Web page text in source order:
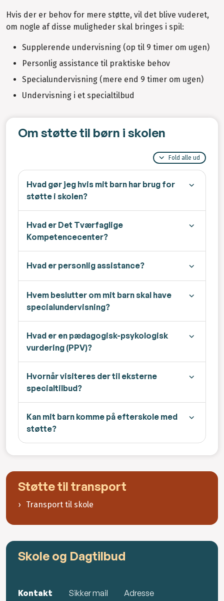
Hvis der er behov for mere støtte, vil det blive vuderet,
om nogle af disse muligheder skal bringes i spil:
Supplerende undervisning (op til 9 timer om ugen)
Personlig assistance til praktiske behov
Specialundervisning (mere end 9 timer om ugen)
Undervisning i et specialtilbud
Om støtte til børn i skolen
Fold alle ud
Hvad gør jeg hvis mit barn har brug for
støtte i skolen?
Hvad er Det Tværfaglige
Kompetencecenter?
Hvad er personlig assistance?
Hvem beslutter om mit barn skal have
specialundervisning?
Hvad er en pædagogisk-psykologisk
vurdering (PPV)?
Hvornår visiteres der til eksterne
specialtilbud?
Kan mit barn komme på efterskole med
støtte?
Støtte til transport
Transport til skole
Skole og Dagtilbud
Kontakt Sikker mail Adresse